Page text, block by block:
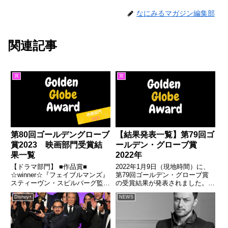
なにみるマガジン編集部
関連記事
賞
第80回ゴールデングローブ
賞2023 映画部門受賞結
果一覧
【ドラマ部門】 ■作品賞■
☆winner☆『フェイブルマンズ』
スティーヴン・スピルバーグ監督
（ユニバーサル） 『アバター：
ウェイ・オブ・ウォーター』ジェ
ームズ・キャメロン（ウォルト・
ディズニー・スタジオ） 『エル
ヴィス』バズ・ラーマン（ワ...
賞
【結果発表一覧】第79回ゴ
ールデン・グローブ賞
2022年
2022年1月9日（現地時間）に、
第79回ゴールデン・グローブ賞
の受賞結果が発表されました。今
回は、毎年CBSで生中継されて
いた授賞式の様子はテレビ中継さ
れません。 授賞式もプライベー
トな開催となり、受賞結果はゴー
ルデン・グローブ賞の公式ホ...
Disney+ NEWS